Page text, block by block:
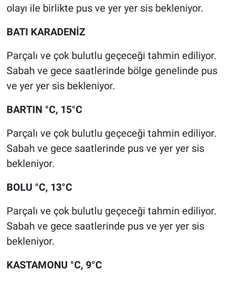
olayı ile birlikte pus ve yer yer sis bekleniyor.
BATI KARADENİZ
Parçalı ve çok bulutlu geçeceği tahmin ediliyor.
Sabah ve gece saatlerinde bölge genelinde pus
ve yer yer sis bekleniyor.
BARTIN °C, 15°C
Parçalı ve çok bulutlu geçeceği tahmin ediliyor.
Sabah ve gece saatlerinde pus ve yer yer sis
bekleniyor.
BOLU °C, 13°C
Parçalı ve çok bulutlu geçeceği tahmin ediliyor.
Sabah ve gece saatlerinde pus ve yer yer sis
bekleniyor.
KASTAMONU °C, 9°C